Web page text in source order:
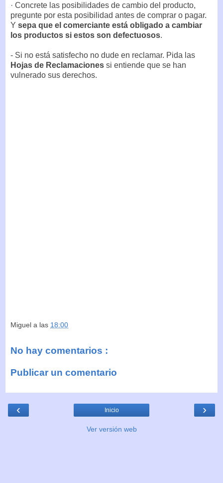
· Concrete las posibilidades de cambio del producto,
pregunte por esta posibilidad antes de comprar o pagar.
Y sepa que el comerciante está obligado a cambiar
los productos si estos son defectuosos.
- Si no está satisfecho no dude en reclamar. Pida las
Hojas de Reclamaciones si entiende que se han
vulnerado sus derechos.
Miguel a las 18:00
No hay comentarios :
Publicar un comentario
‹ ›
Inicio
Ver versión web